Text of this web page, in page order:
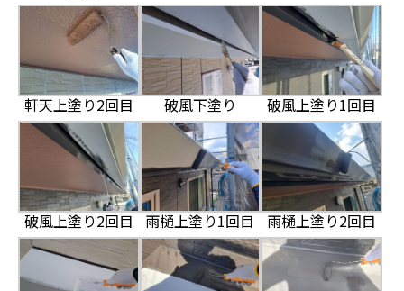
軒天上塗り2回目 破風下塗り 破風上塗り1回目
破風上塗り2回目 雨樋上塗り1回目 雨樋上塗り2回目